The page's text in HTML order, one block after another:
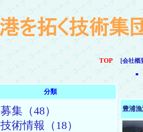
TOP [会社概
■
分類
募集（48）
技術情報（18）
豊浦